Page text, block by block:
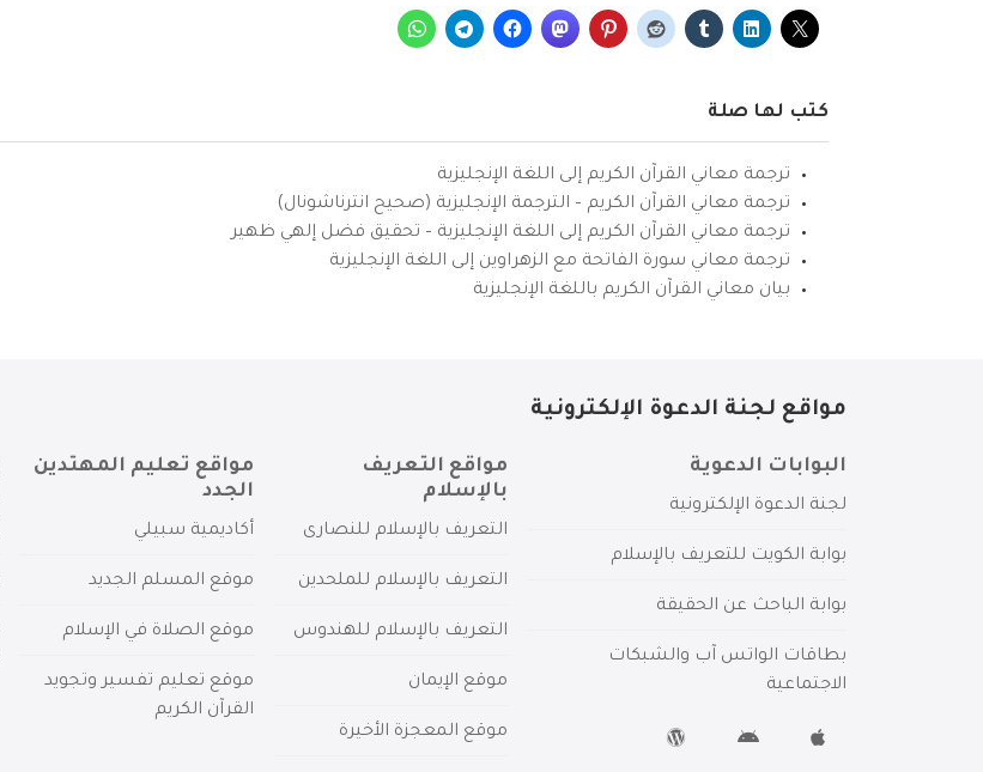
كتب لها صلة
ترجمة معاني القرآن الكريم إلى اللغة الإنجليزية
ترجمة معاني القرآن الكريم – الترجمة الإنجليزية (صحيح انترناشونال)
ترجمة معاني القرآن الكريم إلى اللغة الإنجليزية – تحقيق فضل إلهي ظهير
ترجمة معاني سورة الفاتحة مع الزهراوين إلى اللغة الإنجليزية
بيان معاني القرآن الكريم باللغة الإنجليزية
مواقع لجنة الدعوة الإلكترونية
البوابات الدعوية
لجنة الدعوة الإلكترونية
بوابة الكويت للتعريف بالإسلام
بوابة الباحث عن الحقيقة
بطاقات الواتس آب والشبكات
الاجتماعية
مواقع التعريف
بالإسلام
التعريف بالإسلام للنصارى
التعريف بالإسلام للملحدين
التعريف بالإسلام للهندوس
موقع الإيمان
موقع المعجزة الأخيرة
مواقع تعليم المهتدين
الجدد
أكاديمية سبيلي
موقع المسلم الجديد
موقع الصلاة في الإسلام
موقع تعليم تفسير وتجويد
القرآن الكريم